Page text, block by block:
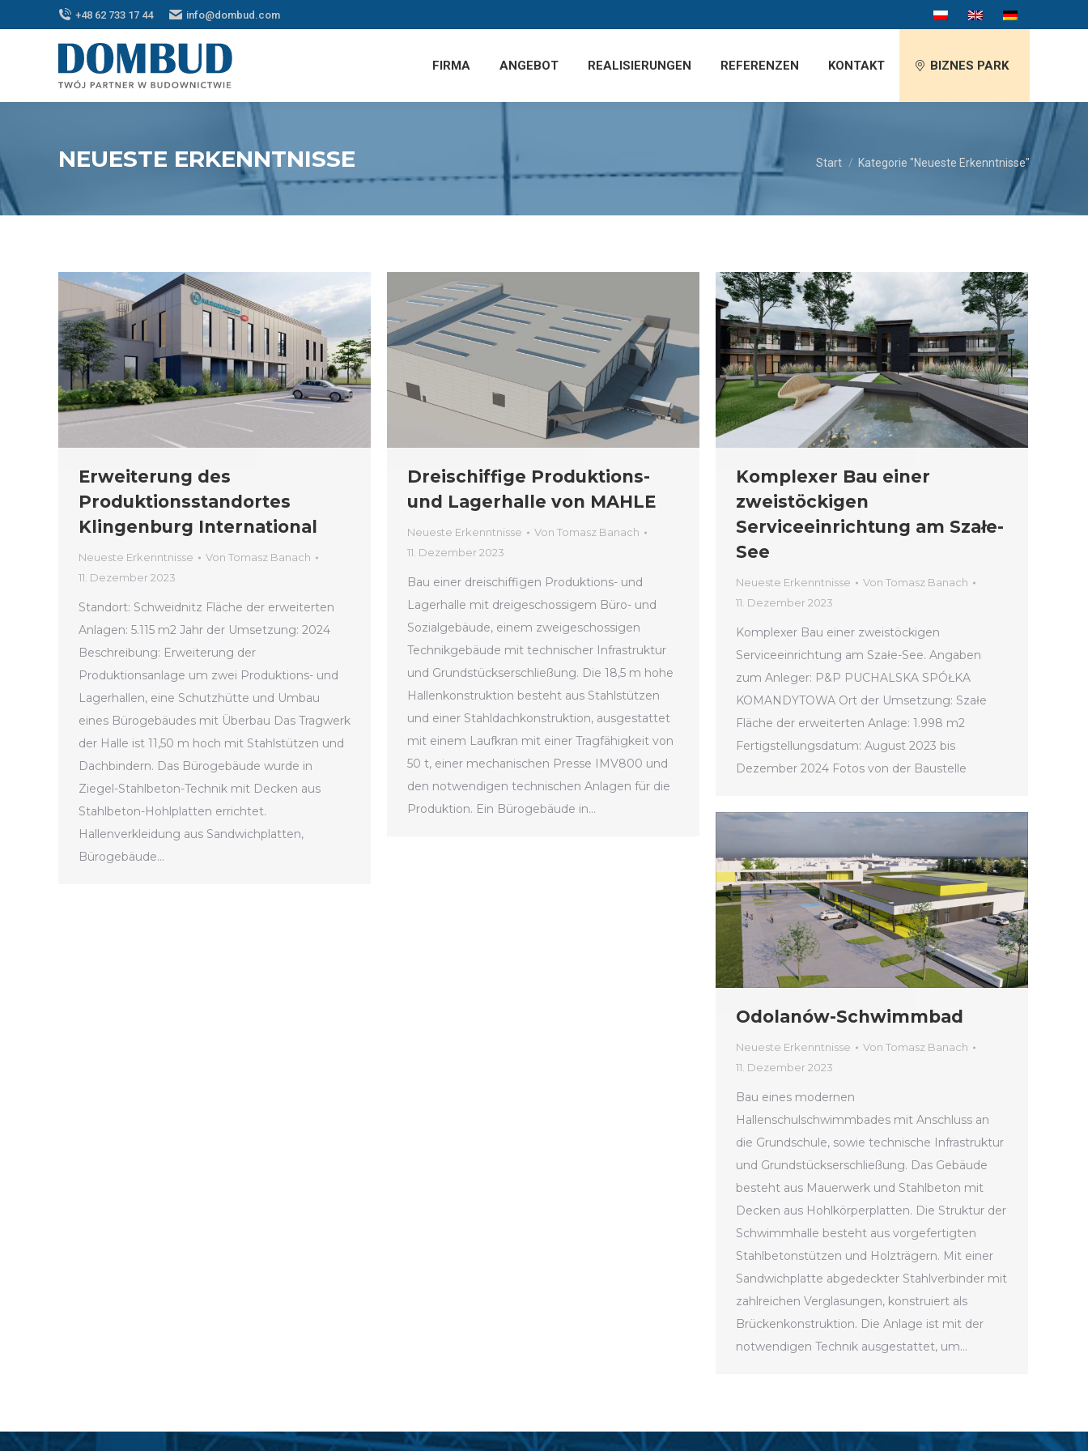
+48 62 733 17 44 info@dombud.com
FIRMA ANGEBOT REALISIERUNGEN REFERENZEN KONTAKT BIZNES PARK
NEUESTE ERKENNTNISSE Sie befinden sich hier:
Start Kategorie "Neueste Erkenntnisse"
Erweiterung des
Produktionsstandortes
Klingenburg International
Neueste Erkenntnisse Von Tomasz Banach
11. Dezember 2023
Standort: Schweidnitz Fläche der erweiterten
Anlagen: 5.115 m2 Jahr der Umsetzung: 2024
Beschreibung: Erweiterung der
Produktionsanlage um zwei Produktions- und
Lagerhallen, eine Schutzhütte und Umbau
eines Bürogebäudes mit Überbau Das Tragwerk
der Halle ist 11,50 m hoch mit Stahlstützen und
Dachbindern. Das Bürogebäude wurde in
Ziegel-Stahlbeton-Technik mit Decken aus
Stahlbeton-Hohlplatten errichtet.
Hallenverkleidung aus Sandwichplatten,
Bürogebäude…
Dreischiffige Produktions-
und Lagerhalle von MAHLE
Neueste Erkenntnisse Von Tomasz Banach
11. Dezember 2023
Bau einer dreischiffigen Produktions- und
Lagerhalle mit dreigeschossigem Büro- und
Sozialgebäude, einem zweigeschossigen
Technikgebäude mit technischer Infrastruktur
und Grundstückserschließung. Die 18,5 m hohe
Hallenkonstruktion besteht aus Stahlstützen
und einer Stahldachkonstruktion, ausgestattet
mit einem Laufkran mit einer Tragfähigkeit von
50 t, einer mechanischen Presse IMV800 und
den notwendigen technischen Anlagen für die
Produktion. Ein Bürogebäude in…
Komplexer Bau einer
zweistöckigen
Serviceeinrichtung am Szałe-
See
Neueste Erkenntnisse Von Tomasz Banach
11. Dezember 2023
Komplexer Bau einer zweistöckigen
Serviceeinrichtung am Szałe-See. Angaben
zum Anleger: P&P PUCHALSKA SPÓŁKA
KOMANDYTOWA Ort der Umsetzung: Szałe
Fläche der erweiterten Anlage: 1.998 m2
Fertigstellungsdatum: August 2023 bis
Dezember 2024 Fotos von der Baustelle
Odolanów-Schwimmbad
Neueste Erkenntnisse Von Tomasz Banach
11. Dezember 2023
Bau eines modernen
Hallenschulschwimmbades mit Anschluss an
die Grundschule, sowie technische Infrastruktur
und Grundstückserschließung. Das Gebäude
besteht aus Mauerwerk und Stahlbeton mit
Decken aus Hohlkörperplatten. Die Struktur der
Schwimmhalle besteht aus vorgefertigten
Stahlbetonstützen und Holzträgern. Mit einer
Sandwichplatte abgedeckter Stahlverbinder mit
zahlreichen Verglasungen, konstruiert als
Brückenkonstruktion. Die Anlage ist mit der
notwendigen Technik ausgestattet, um…